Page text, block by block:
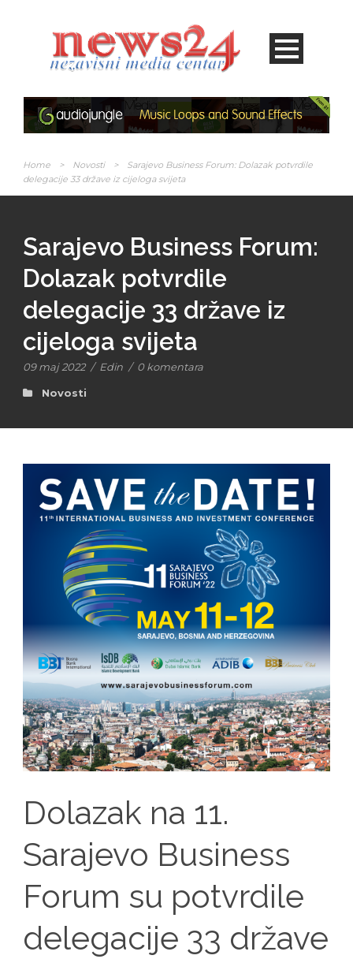
Home > Novosti >
Sarajevo Business Forum: Dolazak potvrdile
delegacije 33 države iz cijeloga svijeta
Sarajevo Business Forum:
Dolazak potvrdile
delegacije 33 države iz
cijeloga svijeta
09 maj 2022 / Edin / 0 komentara
Novosti
Dolazak na 11.
Sarajevo Business
Forum su potvrdile
delegacije 33 države